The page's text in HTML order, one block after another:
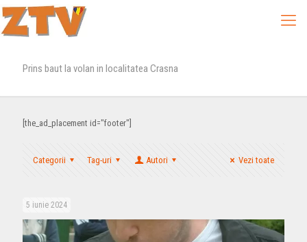
Prins baut la volan in localitatea Crasna
[the_ad_placement id="footer"]
Categorii Tag-uri Autori Vezi toate
5 iunie 2024